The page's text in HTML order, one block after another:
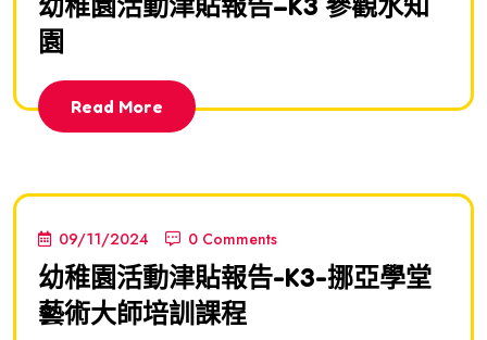
幼稚園活動津貼報告–K3 參觀水知
園
Read More
09/11/2024 0 Comments
幼稚園活動津貼報告-K3-挪亞學堂
藝術大師培訓課程